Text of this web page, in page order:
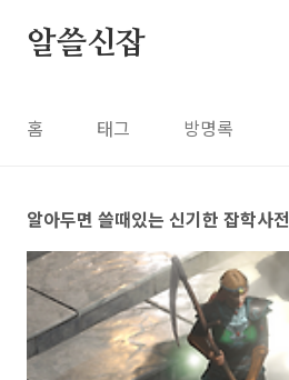
알쓸신잡
홈 태그 방명록
알아두면 쓸때있는 신기한 잡학사전